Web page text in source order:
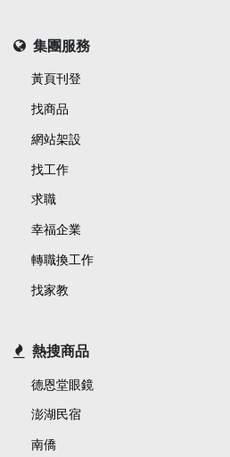
集團服務
黃頁刊登
找商品
網站架設
找工作
求職
幸福企業
轉職換工作
找家教
熱搜商品
德恩堂眼鏡
澎湖民宿
南僑